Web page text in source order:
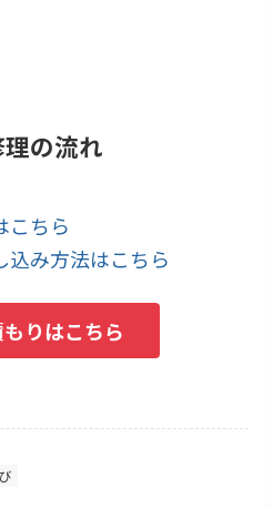
の流れ
こちら
込み方法はこちら
りはこちら